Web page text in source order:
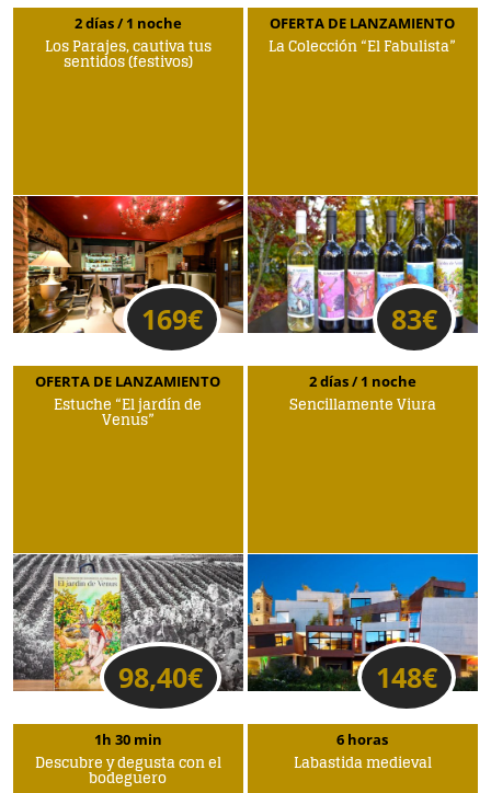
2 días / 1 noche
Los Parajes, cautiva tus
sentidos (festivos)
169€
OFERTA DE LANZAMIENTO
La Colección “El Fabulista”
83€
OFERTA DE LANZAMIENTO
Estuche “El jardín de
Venus”
98,40€
2 días / 1 noche
Sencillamente Viura
148€
1h 30 min
Descubre y degusta con el
bodeguero
6 horas
Labastida medieval